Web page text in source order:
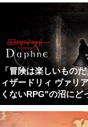
「冒険は楽しいもの
ィザードリィ ヴァリ
くないRPG"の沼にど